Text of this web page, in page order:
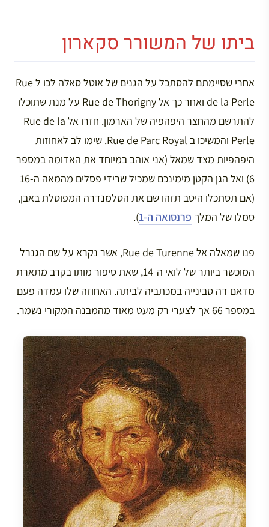
ביתו של המשורר סקארון
אחרי שסיימתם להסתכל על הגנים של אוטל סאלה לכו ל Rue
de la Perle ואחר כך אל Rue de Thorigny על מנת שתוכלו
להתרשם מהחצר היפהפיה של הארמון. חזרו אל Rue de la
Perle והמשיכו ב Rue de Parc Royal. שימו לב לאחוזות
היפהפיות מצד שמאל (אני אוהב במיוחד את האדומה במספר
6) ואל הגן הקטן מימינכם שמכיל שרידי פסלים מהמאה ה-16
(אם תסתכלו היטב תזהו שם את הסלמנדרה המפוסלת באבן,
סמלו של המלך פרנסואה ה-1 ).
פנו שמאלה אל Rue de Turenne, אשר נקרא על שם הגנרל
המוכשר ביותר של לואי ה-14, שאת סיפור מותו בקרב מתארת
מדאם דה סבינייה במכתביה לביתה. האחוזה שלו עמדה פעם
במספר 66 אך לצערי רק מעט מאוד מהמבנה המקורי נשמר.